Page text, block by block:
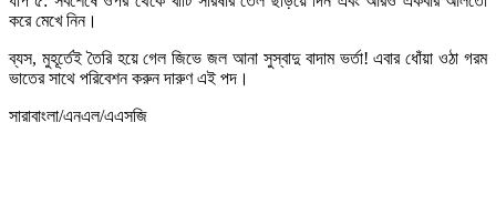
করে মেখে নিন।
ব্যস, মুহূর্তেই তৈরি হয়ে গেল জিভে জল আনা সুস্বাদু বাদাম ভর্তা! এবার ধোঁয়া ওঠা গরম
ভাতের সাথে পরিবেশন করুন দারুণ এই পদ।
সারাবাংলা/এনএল/এএসজি